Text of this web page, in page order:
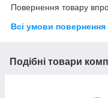
Повернення товару
Всі умови повернення
Подібні товари